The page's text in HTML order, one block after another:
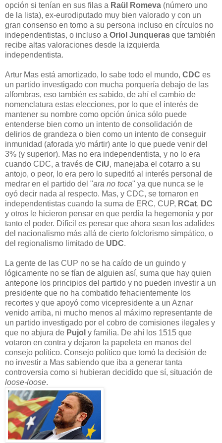
opción si tenían en sus filas a Raül Romeva (número uno
de la lista), ex-eurodiputado muy bien valorado y con un
gran consenso en torno a su persona incluso en círculos no
independentistas, o incluso a Oriol Junqueras que también
recibe altas valoraciones desde la izquierda
independentista.
Artur Mas está amortizado, lo sabe todo el mundo, CDC es
un partido investigado con mucha porquería debajo de las
alfombras, eso también es sabido, de ahí el cambio de
nomenclatura estas elecciones, por lo que el interés de
mantener su nombre como opción única sólo puede
entenderse bien como un intento de consolidación de
delirios de grandeza o bien como un intento de conseguir
inmunidad (aforada y/o mártir) ante lo que puede venir del
3% (y superior). Mas no era independentista, y no lo era
cuando CDC, a través de CiU, manejaba el cotarro a su
antojo, o peor, lo era pero lo supeditó al interés personal de
medrar en el partido del "ara no toca" ya que nunca se le
oyó decir nada al respecto. Mas, y CDC, se tornaron en
independentistas cuando la suma de ERC, CUP, RCat, DC
y otros le hicieron pensar en que perdía la hegemonía y por
tanto el poder. Difícil es pensar que ahora sean los adalides
del nacionalismo más allá de cierto folclorismo simpático, o
del regionalismo limitado de UDC.
La gente de las CUP no se ha caído de un guindo y
lógicamente no se fían de alguien así, suma que hay quien
antepone los principios del partido y no pueden investir a un
presidente que no ha combatido fehacientemente los
recortes y que apoyó como vicepresidente a un Aznar
venido arriba, ni mucho menos al máximo representante de
un partido investigado por el cobro de comisiones ilegales y
que no abjura de Pujol y familia. De ahí los 1515 que
votaron en contra y dejaron la papeleta en manos del
consejo político. Consejo político que tomó la decisión de
no investir a Mas sabiendo que iba a generar tanta
controversia como si hubieran decidido que sí, situación de
loose-loose.